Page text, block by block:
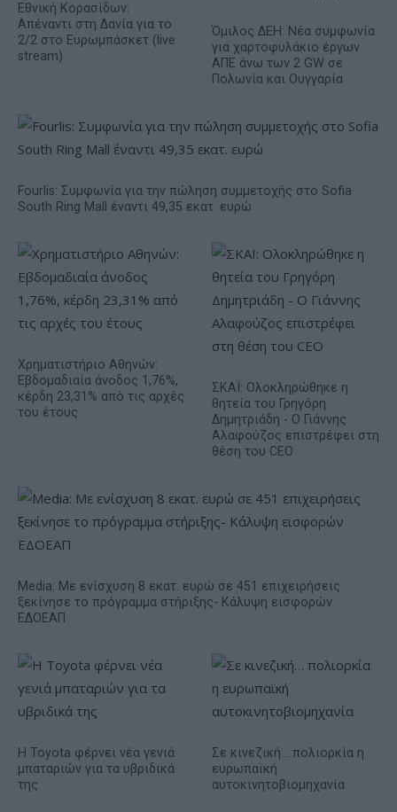
Εθνική Κορασίδων:
Απέναντι στη Δανία για το
2/2 στο Ευρωμπάσκετ (live
stream)
Όμιλος ΔΕΗ: Νέα συμφωνία
για χαρτοφυλάκιο έργων
ΑΠΕ άνω των 2 GW σε
Πολωνία και Ουγγαρία
Fourlis: Συμφωνία για την πώληση συμμετοχής στο Sofia
South Ring Mall έναντι 49,35 εκατ. ευρώ
Χρηματιστήριο Αθηνών:
Εβδομαδιαία άνοδος 1,76%,
κέρδη 23,31% από τις αρχές
του έτους
ΣΚΑΪ: Ολοκληρώθηκε η
θητεία του Γρηγόρη
Δημητριάδη - Ο Γιάννης
Αλαφούζος επιστρέφει στη
θέση του CEO
Media: Με ενίσχυση 8 εκατ. ευρώ σε 451 επιχειρήσεις
ξεκίνησε το πρόγραμμα στήριξης- Κάλυψη εισφορών
ΕΔΟΕΑΠ
Η Toyota φέρνει νέα γενιά
μπαταριών για τα υβριδικά
της
Σε κινεζική… πολιορκία η
ευρωπαϊκή
αυτοκινητοβιομηχανία